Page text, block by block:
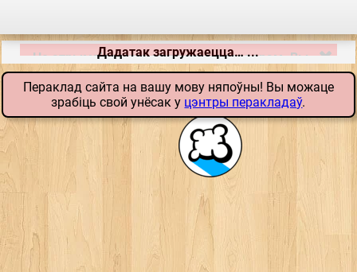
Дадатак загружаецца… ...
Пераклад сайта на вашу мову няпоўны! Вы можаце
зрабіць свой унёсак у цэнтры перакладаў.